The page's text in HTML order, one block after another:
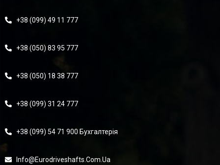
+38 (099) 49 11 777
+38 (050) 83 95 777
+38 (050) 18 38 777
+38 (099) 31 24 777
+38 (099) 54 71 900 Бухгалтерія
Info@eurodriveshafts.com.ua